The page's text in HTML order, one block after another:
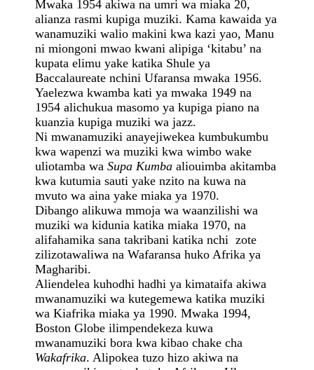
Mwaka 1954 akiwa na umri wa miaka 20,
alianza rasmi kupiga muziki. Kama kawaida ya
wanamuziki walio makini kwa kazi yao, Manu
ni miongoni mwao kwani alipiga ‘kitabu’ na
kupata elimu yake katika Shule ya
Baccalaureate nchini Ufaransa mwaka 1956.
Yaelezwa kwamba kati ya mwaka 1949 na
1954 alichukua masomo ya kupiga piano na
kuanzia kupiga muziki wa jazz.
Ni mwanamuziki anayejiwekea kumbukumbu
kwa wapenzi wa muziki kwa wimbo wake
uliotamba wa Supa Kumba aliouimba akitamba
kwa kutumia sauti yake nzito na kuwa na
mvuto wa aina yake miaka ya 1970.
Dibango alikuwa mmoja wa waanzilishi wa
muziki wa kidunia katika miaka 1970, na
alifahamika sana takribani katika nchi zote
zilizotawaliwa na Wafaransa huko Afrika ya
Magharibi.
Aliendelea kuhodhi hadhi ya kimataifa akiwa
mwanamuziki wa kutegemewa katika muziki
wa Kiafrika miaka ya 1990. Mwaka 1994,
Boston Globe ilimpendekeza kuwa
mwanamuziki bora kwa kibao chake cha
Wakafrika. Alipokea tuzo hizo akiwa na